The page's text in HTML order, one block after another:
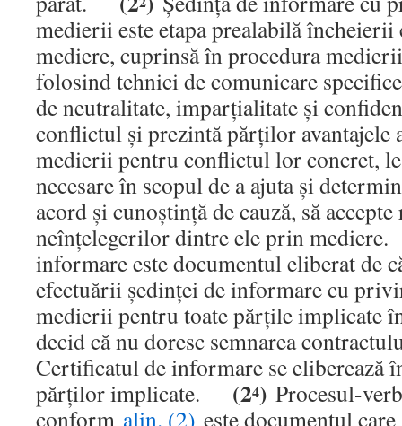
medierii este etapa prealabilă
mediere, cuprinsă în procedura
folosind tehnici de comunicare
de neutralitate, imparţialitate şi
conflictul şi prezintă părţilor avantajele
medierii pentru conflictul lor concret,
necesare în scopul de a ajuta şi
acord şi cunoştinţă de cauză, să accepte
neînţelegerilor dintre ele prin
informare este documentul eliberat de
efectuării şedinţei de informare cu
medierii pentru toate părţile implicate
decid că nu doresc semnarea
Certificatul de informare se eliberează
părţilor implicate. (24) Procesul-
conform alin. (2) este documentul care